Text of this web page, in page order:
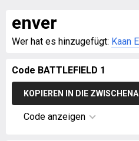
enver
Wer hat es hinzugefügt: Kaan
Code BATTLEFIELD 1
KOPIEREN IN DIE
Code anzeigen